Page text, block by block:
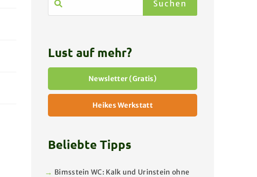
Lust auf mehr?
Newsletter (Gratis)
Heikes Werkstatt
Beliebte Tipps
Bimsstein WC: Kalk und Urinstein ohne